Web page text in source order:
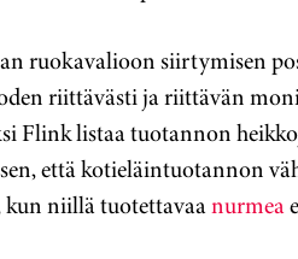
ruokavalioon siirtymisen
riittävästi ja riittävän
Flink listaa tuotannon
että kotieläintuotannon
niillä tuotettavaanurmea